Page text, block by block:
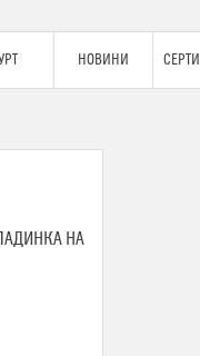
НОВИНИ
НА